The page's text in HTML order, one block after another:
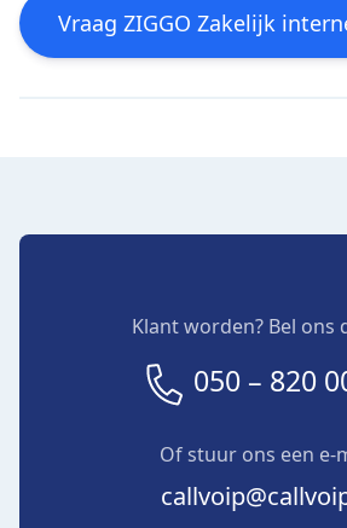
Vraag ZIGGO Zakelijk
Klant worden? Bel ons
050 – 820
Of stuur ons een e-